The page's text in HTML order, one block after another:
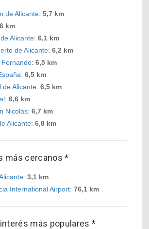
de Alicante: 5,7 km
6 km
Alicante: 6,1 km
de Alicante: 6,2 km
Fernando: 6,5 km
: 6,5 km
de Alicante: 6,5 km
: 6,6 km
Nicolás: 6,7 km
Alicante: 6,8 km
más cercanos *
: 3,1 km
International Airport: 76,1 km
más populares *